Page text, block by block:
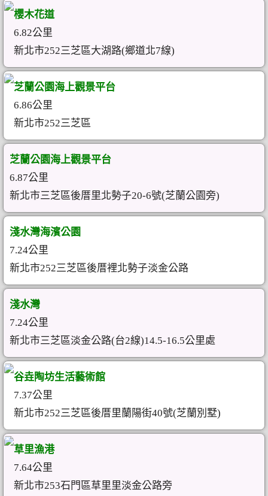
櫻木花道
6.82公里
新北市252三芝區大湖路(鄉道北7線)
芝蘭公園海上觀景平台
6.86公里
新北市252三芝區
芝蘭公園海上觀景平台
6.87公里
新北市三芝區後厝里北勢子20-6號(芝蘭公園旁)
淺水灣海濱公園
7.24公里
新北市252三芝區後厝裡北勢子淡金公路
淺水灣
7.24公里
新北市三芝區淡金公路(台2線)14.5-16.5公里處
谷垚陶坊生活藝術館
7.37公里
新北市252三芝區後厝里蘭陽街40號(芝蘭別墅)
草里漁港
7.64公里
新北市253石門區草里里淡金公路旁